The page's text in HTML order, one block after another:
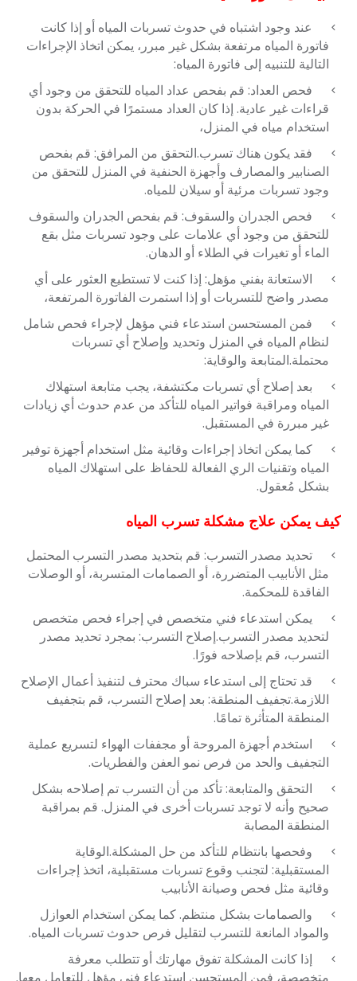
عند وجود اشتباه في حدوث تسربات المياه أو إذا كانت
فاتورة المياه مرتفعة بشكل غير مبرر، يمكن اتخاذ الإجراءات
التالية للتنبيه إلى فاتورة المياه:
فحص العداد: قم بفحص عداد المياه للتحقق من وجود أي
قراءات غير عادية. إذا كان العداد مستمرًا في الحركة بدون
استخدام مياه في المنزل،
فقد يكون هناك تسرب.التحقق من المرافق: قم بفحص
الصنابير والمصارف وأجهزة الحنفية في المنزل للتحقق من
وجود تسربات مرئية أو سيلان للمياه.
فحص الجدران والسقوف: قم بفحص الجدران والسقوف
للتحقق من وجود أي علامات على وجود تسربات مثل بقع
الماء أو تغيرات في الطلاء أو الدهان.
الاستعانة بفني مؤهل: إذا كنت لا تستطيع العثور على أي
مصدر واضح للتسربات أو إذا استمرت الفاتورة المرتفعة،
فمن المستحسن استدعاء فني مؤهل لإجراء فحص شامل
لنظام المياه في المنزل وتحديد وإصلاح أي تسربات
محتملة.المتابعة والوقاية:
بعد إصلاح أي تسربات مكتشفة، يجب متابعة استهلاك
المياه ومراقبة فواتير المياه للتأكد من عدم حدوث أي زيادات
غير مبررة في المستقبل.
كما يمكن اتخاذ إجراءات وقائية مثل استخدام أجهزة توفير
المياه وتقنيات الري الفعالة للحفاظ على استهلاك المياه
بشكل مُعقول.
كيف يمكن علاج مشكلة تسرب المياه
تحديد مصدر التسرب: قم بتحديد مصدر التسرب المحتمل
مثل الأنابيب المتضررة، أو الصمامات المتسربة، أو الوصلات
الفاقدة للمحكمة.
يمكن استدعاء فني متخصص في إجراء فحص متخصص
لتحديد مصدر التسرب.إصلاح التسرب: بمجرد تحديد مصدر
التسرب، قم بإصلاحه فورًا.
قد تحتاج إلى استدعاء سباك محترف لتنفيذ أعمال الإصلاح
اللازمة.تجفيف المنطقة: بعد إصلاح التسرب، قم بتجفيف
المنطقة المتأثرة تمامًا.
استخدم أجهزة المروحة أو مجففات الهواء لتسريع عملية
التجفيف والحد من فرص نمو العفن والفطريات.
التحقق والمتابعة: تأكد من أن التسرب تم إصلاحه بشكل
صحيح وأنه لا توجد تسربات أخرى في المنزل. قم بمراقبة
المنطقة المصابة
وفحصها بانتظام للتأكد من حل المشكلة.الوقاية
المستقبلية: لتجنب وقوع تسربات مستقبلية، اتخذ إجراءات
وقائية مثل فحص وصيانة الأنابيب
والصمامات بشكل منتظم. كما يمكن استخدام العوازل
والمواد المانعة للتسرب لتقليل فرص حدوث تسربات المياه.
إذا كانت المشكلة تفوق مهارتك أو تتطلب معرفة
متخصصة، فمن المستحسن استدعاء فني مؤهل للتعامل معها.